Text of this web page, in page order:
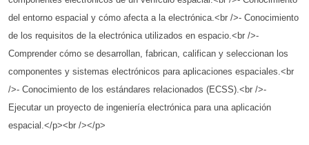
del entorno espacial y cómo afecta a la electrónica.<br />- Conocimiento
de los requisitos de la electrónica utilizados en espacio.<br />-
Comprender cómo se desarrollan, fabrican, califican y seleccionan los
componentes y sistemas electrónicos para aplicaciones espaciales.<br
/>- Conocimiento de los estándares relacionados (ECSS).<br />-
Ejecutar un proyecto de ingeniería electrónica para una aplicación
espacial.</p><br /></p>